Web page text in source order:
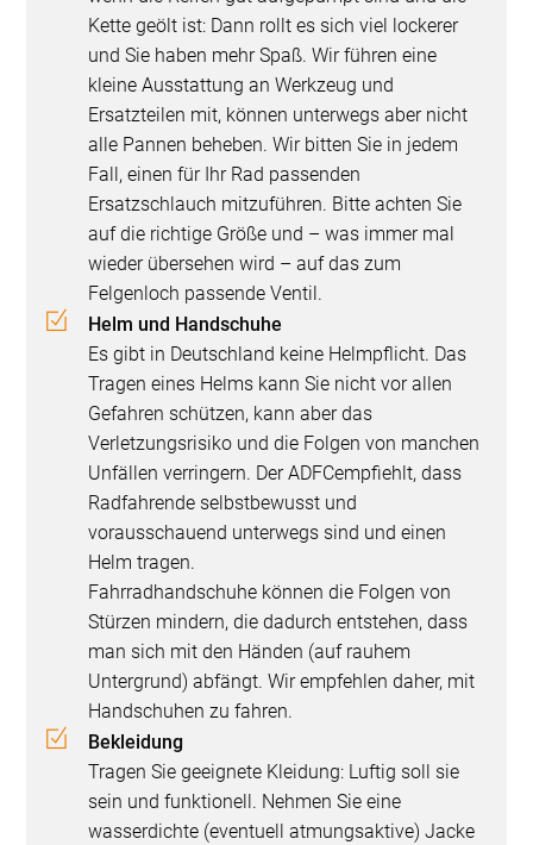
Kette geölt ist: Dann rollt es sich viel lockerer
und Sie haben mehr Spaß. Wir führen eine
kleine Ausstattung an Werkzeug und
Ersatzteilen mit, können unterwegs aber nicht
alle Pannen beheben. Wir bitten Sie in jedem
Fall, einen für Ihr Rad passenden
Ersatzschlauch mitzuführen. Bitte achten Sie
auf die richtige Größe und – was immer mal
wieder übersehen wird – auf das zum
Felgenloch passende Ventil.
Helm und Handschuhe
Es gibt in Deutschland keine Helmpflicht. Das
Tragen eines Helms kann Sie nicht vor allen
Gefahren schützen, kann aber das
Verletzungsrisiko und die Folgen von manchen
Unfällen verringern. Der ADFCempfiehlt, dass
Radfahrende selbstbewusst und
vorausschauend unterwegs sind und einen
Helm tragen.
Fahrradhandschuhe können die Folgen von
Stürzen mindern, die dadurch entstehen, dass
man sich mit den Händen (auf rauhem
Untergrund) abfängt. Wir empfehlen daher, mit
Handschuhen zu fahren.
Bekleidung
Tragen Sie geeignete Kleidung: Luftig soll sie
sein und funktionell. Nehmen Sie eine
wasserdichte (eventuell atmungsaktive) Jacke